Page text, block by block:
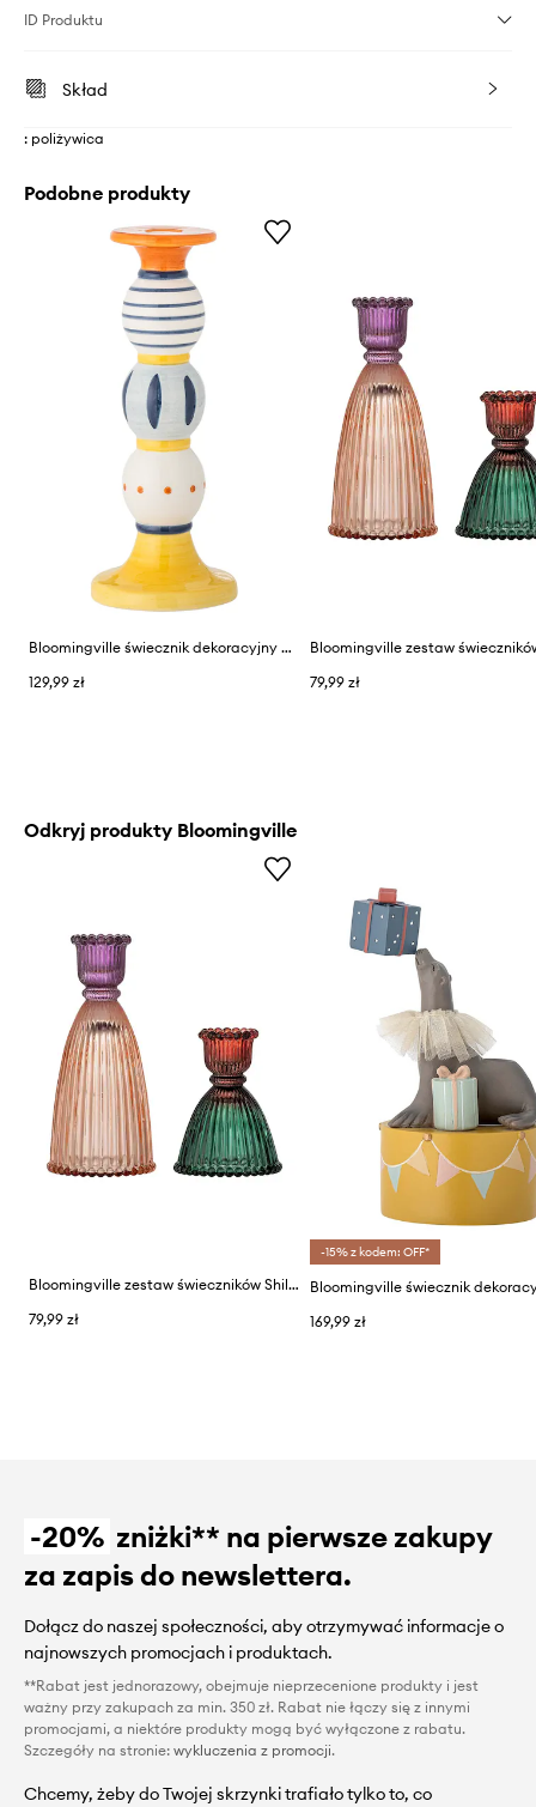
ID Produktu
Skład
: poliżywica
Podobne produkty
Bloomingville świecznik dekoracyjny Kairi
129,99 zł
79,99 zł
Odkryj produkty Bloomingville
Bloomingville zestaw świeczników Shilo 9 /15 cm 2-pack
79,99 zł
-15% z kodem: OFF*
Bloomingville świecznik
169,99 zł
-20% zniżki** na pierwsze zakupy
za zapis do newslettera.
Dołącz do naszej społeczności, aby otrzymywać informacje o
najnowszych promocjach i produktach.
**Rabat jest jednorazowy, obejmuje nieprzecenione produkty i jest
ważny przy zakupach za min. 350 zł. Rabat nie łączy się z innymi
promocjami, a niektóre produkty mogą być wyłączone z rabatu.
Szczegóły na stronie: wykluczenia z promocji.
Chcemy, żeby do Twojej skrzynki trafiało tylko to, co